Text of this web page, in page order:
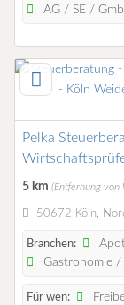
AG / SE /
Pelka
5 km (Entfernung von
50672 Köln,
Branchen:
Gastronomie
Für wen: